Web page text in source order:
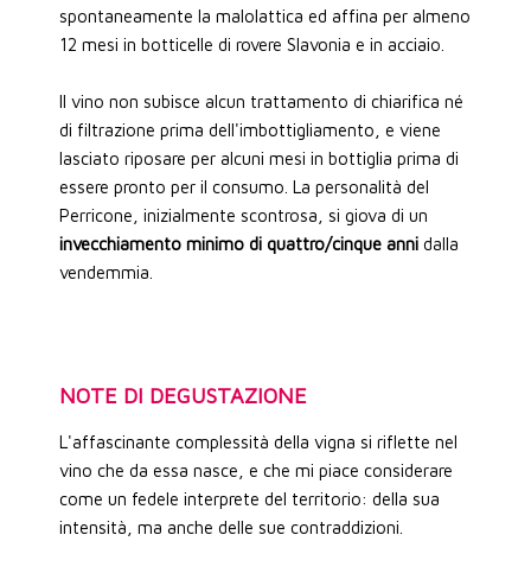
spontaneamente la malolattica ed affina per almeno
12 mesi in botticelle di rovere Slavonia e in acciaio.
Il vino non subisce alcun trattamento di chiarifica né
di filtrazione prima dell'imbottigliamento, e viene
lasciato riposare per alcuni mesi in bottiglia prima di
essere pronto per il consumo. La personalità del
Perricone, inizialmente scontrosa, si giova di un
invecchiamento minimo di quattro/cinque anni dalla
vendemmia.
NOTE DI DEGUSTAZIONE
L'affascinante complessità della vigna si riflette nel
vino che da essa nasce, e che mi piace considerare
come un fedele interprete del territorio: della sua
intensità, ma anche delle sue contraddizioni.